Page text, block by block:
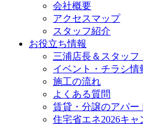
会社概要
アクセスマップ
スタッフ紹介
お役立ち情報
三浦店長＆スタッ
イベント・チラシ情
施工の流れ
よくある質問
賃貸・分譲のアパー
住宅省エネ2026キャ